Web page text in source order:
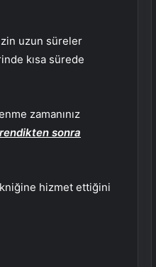
uzun süreler
kısa sürede
zamanınız
sonra
hizmet ettiğini